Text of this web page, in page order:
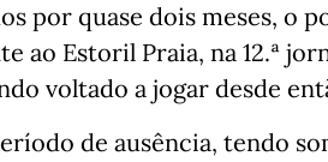
por quase dois meses, o
ao Estoril Praia, na 12.ª
voltado a jogar desde
de ausência, tendo